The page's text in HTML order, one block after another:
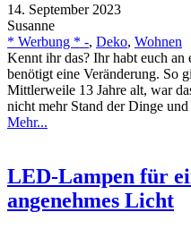
14. September 2023
Susanne
* Werbung * -, Deko, Wohnen
Kennt ihr das? Ihr habt euch an
benötigt eine Veränderung. So
Mittlerweile 13 Jahre alt, war
nicht mehr Stand der Dinge
Mehr...
LED-Lampen für
angenehmes Licht